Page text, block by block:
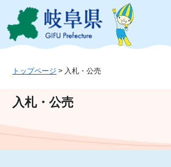
ジ
ュ
文
このページの本文へ
トップページ > 入札・公売
入札・公売